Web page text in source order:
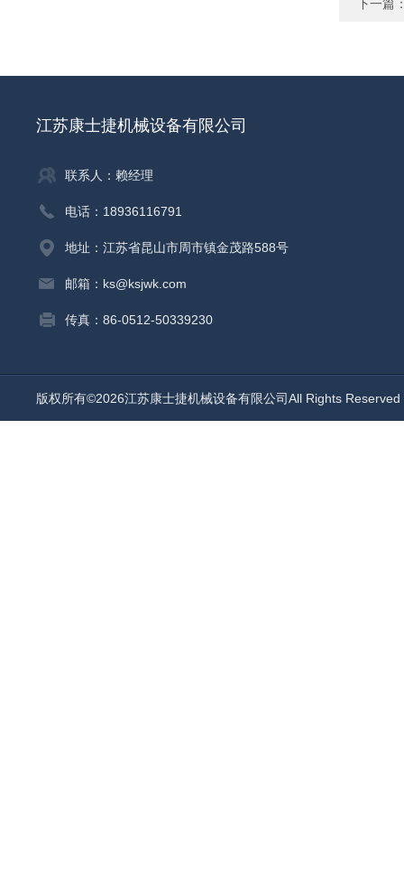
下一篇
江苏康士捷机械设备有限公司
联系人：赖经理
电话：18936116791
地址：江苏省昆山市周市镇金茂路588号
邮箱：ks@ksjwk.com
传真：86-0512-50339230
版权所有©2026江苏康士捷机械设备有限公司All Rights